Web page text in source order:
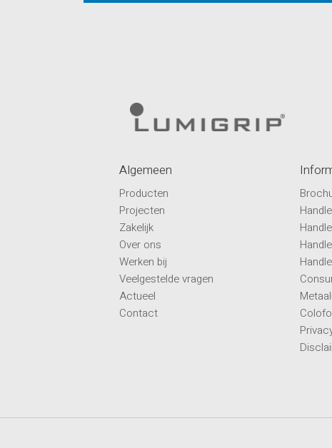
Algemeen
Producten
Projecten
Zakelijk
Over ons
Werken bij
Veelgestelde vragen
Actueel
Contact